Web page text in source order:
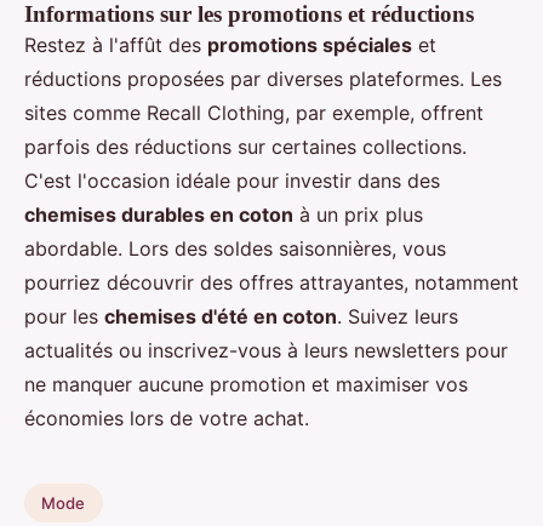
Informations sur les promotions et réductions
Restez à l'affût des promotions spéciales et
réductions proposées par diverses plateformes. Les
sites comme Recall Clothing, par exemple, offrent
parfois des réductions sur certaines collections.
C'est l'occasion idéale pour investir dans des
chemises durables en coton à un prix plus
abordable. Lors des soldes saisonnières, vous
pourriez découvrir des offres attrayantes, notamment
pour les chemises d'été en coton. Suivez leurs
actualités ou inscrivez-vous à leurs newsletters pour
ne manquer aucune promotion et maximiser vos
économies lors de votre achat.
Mode